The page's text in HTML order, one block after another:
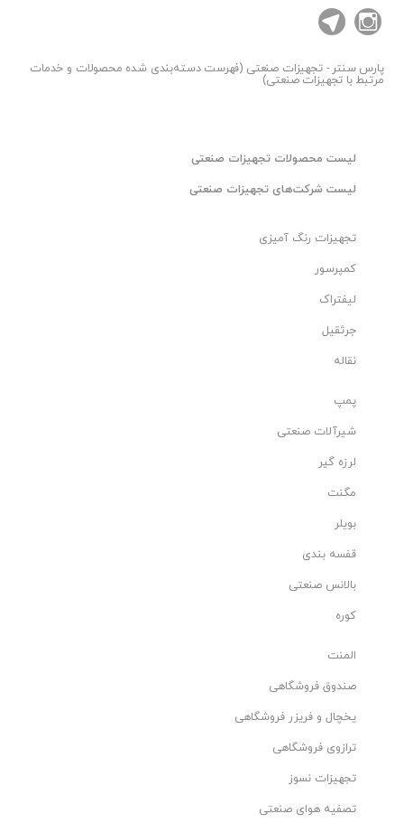
پارس سنتر- تجهیزات صنعتی (فهرست دسته‌بندی شده محصولات و خدمات
مرتبط با تجهیزات صنعتی)
لیست محصولات تجهیزات صنعتی
لیست شرکت‌های تجهیزات صنعتی
تجهیزات رنگ آمیزی
کمپرسور
لیفتراک
جرثقیل
نقاله
پمپ
شیرآلات صنعتی
لرزه گیر
مگنت
بویلر
قفسه بندی
بالانس صنعتی
کوره
المنت
صندوق فروشگاهی
یخچال و فریزر فروشگاهی
ترازوی فروشگاهی
تجهیزات نسوز
تصفیه هوای صنعتی